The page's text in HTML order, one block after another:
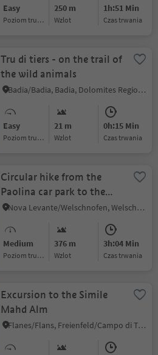
Easy
Poziom trudności
250 m
Wzlot
1h:51 Min
czas trwania
Tru di tiers - on the trail of
the wild animals
Badia/Badia, Badia, Dolomites Region Alta Badia
Easy
Poziom trudności
21 m
Wzlot
0h:15 Min
czas trwania
Circular hike from the
Paolina car park to the
Latemar Labyrinth
Nova Levante/Welschnofen, Welschnofen/Nova Levante, Dolomites Region Eggental
Medium
Poziom trudności
376 m
Wzlot
3h:04 Min
czas trwania
Excursion to the Simile
Mahd Alm
Flanes/Flans, Freienfeld/Campo di Trens, Sterzing/Vipiteno and environs